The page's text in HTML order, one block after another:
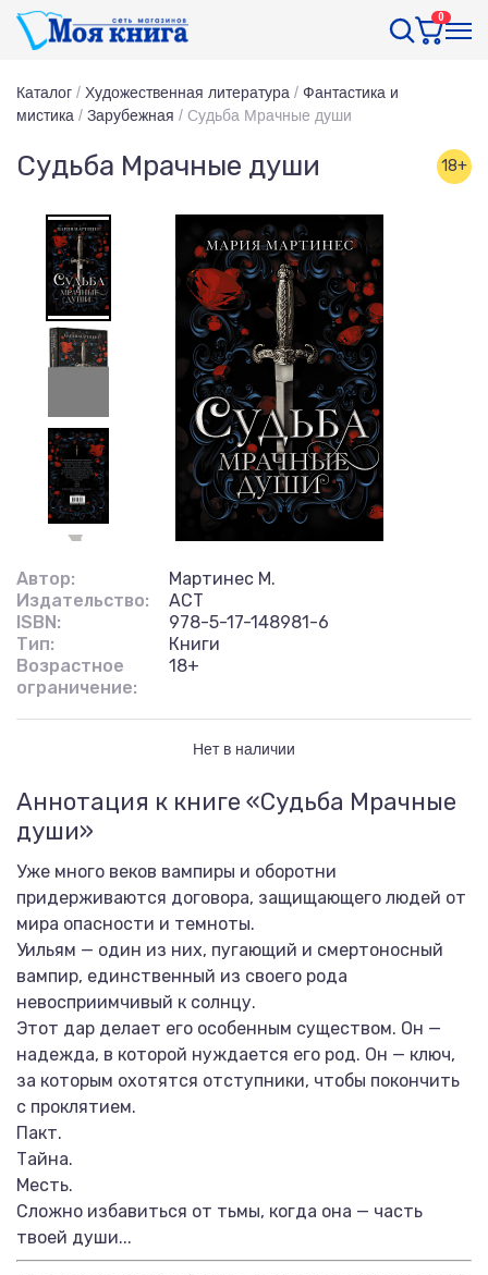
0
Каталог / Художественная литература / Фантастика и
мистика / Зарубежная / Судьба Мрачные души
Судьба Мрачные души 18+
Автор:
Мартинес М.
Издательство:
АСТ
ISBN:
978-5-17-148981-6
Тип:
Книги
Возрастное
ограничение:
18+
Нет в наличии
Аннотация к книге «Судьба Мрачные
души»
Уже много веков вампиры и оборотни
придерживаются договора, защищающего людей от
мира опасности и темноты.
Уильям — один из них, пугающий и смертоносный
вампир, единственный из своего рода
невосприимчивый к солнцу.
Этот дар делает его особенным существом. Он —
надежда, в которой нуждается его род. Он — ключ,
за которым охотятся отступники, чтобы покончить
с проклятием.
Пакт.
Тайна.
Месть.
Сложно избавиться от тьмы, когда она — часть
твоей души...